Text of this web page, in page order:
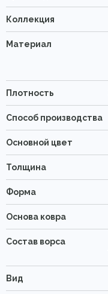
Коллекция
Материал
Плотность
Способ производства
Основной цвет
Толщина
Форма
Основа ковра
Состав ворса
Вид